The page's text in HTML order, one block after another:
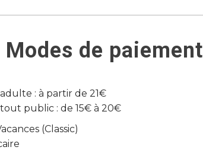
de paiement
: à partir de 21€
public : de 15€ à 20€
(Classic)